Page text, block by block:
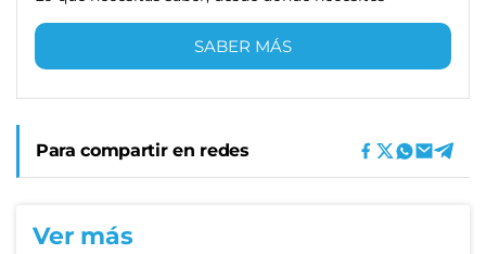
SABER MÁS
Para compartir en redes
Ver más